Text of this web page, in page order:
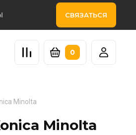
СВЯЗАТЬСЯ
0
Minolta
Minolta